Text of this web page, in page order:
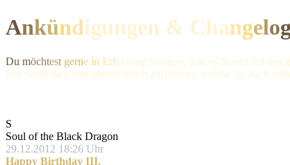
Ankündigungen & Changelo
Du möchtest gerne in Erfahrung bringen, was es Neues bei
fein säuberlich und übersichtlich aufgelistet, welche du auch
S
Soul of the Black Dragon
29.12.2012 18:26 Uhr
Happy Birthday III.